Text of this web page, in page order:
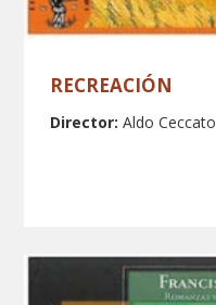
RECREACIÓN
Director:Aldo Ceccato